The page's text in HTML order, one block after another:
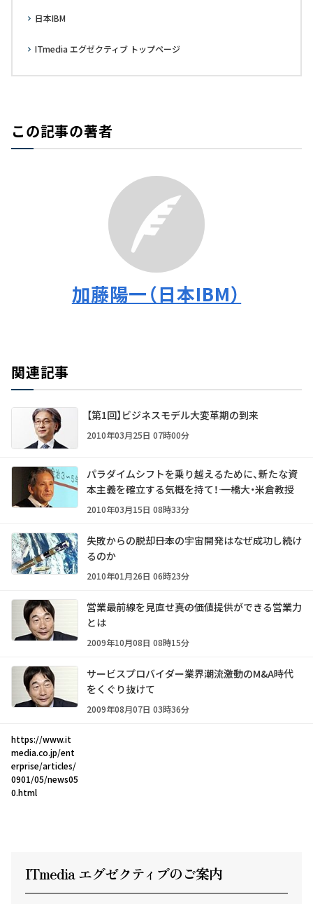
日本IBM
ITmedia エグゼクティブ トップページ
この記事の著者
加藤陽一（日本IBM）
関連記事
【第1回】ビジネスモデル大変革期の到来
2010年03月25日 07時00分
パラダイムシフトを乗り越えるために、新たな資
本主義を確立する気概を持て！―― 一橋大・米倉教授
2010年03月15日 08時33分
失敗からの脱却――日本の宇宙開発はなぜ成功し続け
るのか
2010年01月26日 06時23分
営業最前線を見直せ――真の価値提供ができる営業力
とは
2009年10月08日 08時15分
サービスプロバイダー業界潮流――激動のM&A時代
をくぐり抜けて
2009年08月07日 03時36分
https://www.it
media.co.jp/ent
erprise/articles/
0901/05/news05
0.html
ITmedia エグゼクティ ブのご案内